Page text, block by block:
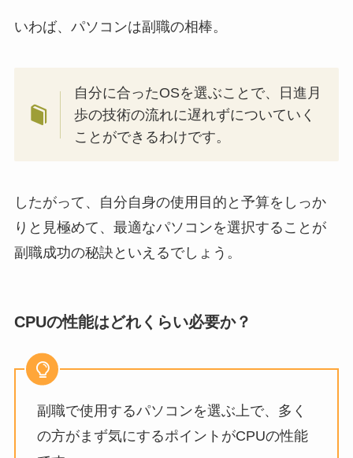
いわば、パソコンは副職の相棒。
自分に合ったOSを選ぶことで、日進月
歩の技術の流れに遅れずについていく
ことができるわけです。
したがって、自分自身の使用目的と予算をしっか
りと見極めて、最適なパソコンを選択することが
副職成功の秘訣といえるでしょう。
CPUの性能はどれくらい必要か？
副職で使用するパソコンを選ぶ上で、多く
の方がまず気にするポイントがCPUの性能